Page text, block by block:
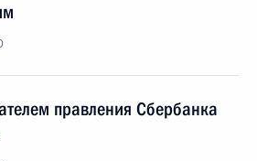
правления Сбербанка